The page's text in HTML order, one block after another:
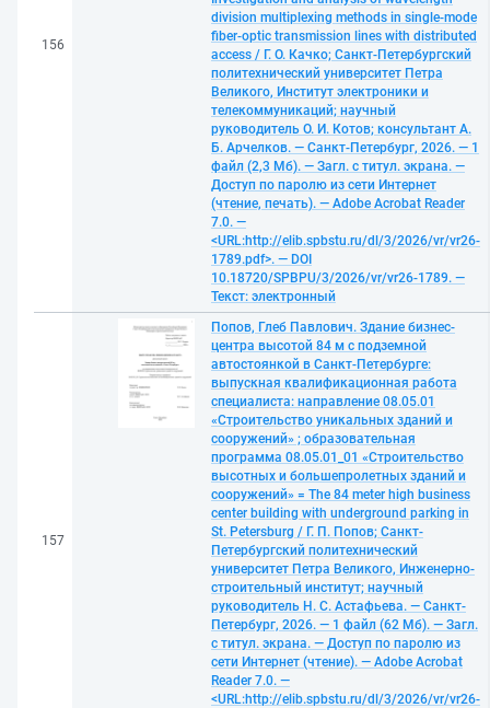
156
division multiplexing methods in single-mode
fiber-optic transmission lines with distributed
access / Г. О. Качко; Санкт-Петербургский
политехнический университет Петра
Великого, Институт электроники и
телекоммуникаций; научный
руководитель О. И. Котов; консультант А.
Б. Арчелков. — Санкт-Петербург, 2026. — 1
файл (2,3 Мб). — Загл. с титул. экрана. —
Доступ по паролю из сети Интернет
(чтение, печать). — Adobe Acrobat Reader
7.0. —
<URL:http://elib.spbstu.ru/dl/3/2026/vr/vr26-
1789.pdf>. — DOI
10.18720/SPBPU/3/2026/vr/vr26-1789. —
Текст: электронный
157
Попов, Глеб Павлович. Здание бизнес-
центра высотой 84 м с подземной
автостоянкой в Санкт-Петербурге:
выпускная квалификационная работа
специалиста: направление 08.05.01
«Строительство уникальных зданий и
сооружений» ; образовательная
программа 08.05.01_01 «Строительство
высотных и большепролетных зданий и
сооружений» = The 84 meter high business
center building with underground parking in
St. Petersburg / Г. П. Попов; Санкт-
Петербургский политехнический
университет Петра Великого, Инженерно-
строительный институт; научный
руководитель Н. С. Астафьева. — Санкт-
Петербург, 2026. — 1 файл (62 Мб). — Загл.
с титул. экрана. — Доступ по паролю из
сети Интернет (чтение). — Adobe Acrobat
Reader 7.0. —
<URL:http://elib.spbstu.ru/dl/3/2026/vr/vr26-